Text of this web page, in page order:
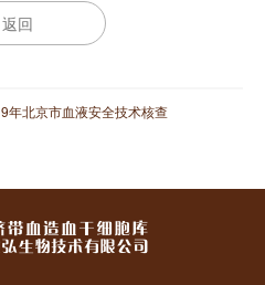
返回
年北京市血液安全技术核查